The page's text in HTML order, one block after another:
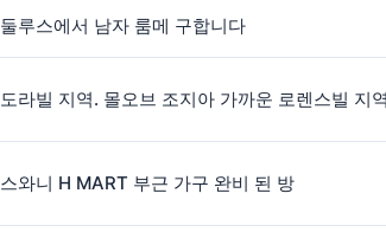
둘루스에서 남자 룸메 구합니다
스와니 H MART 부근 가구 완비 된 방